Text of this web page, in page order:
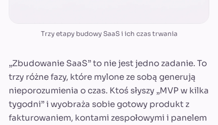
Trzy etapy budowy SaaS i ich czas trwania
„Zbudowanie SaaS” to nie jest jedno zadanie. To
trzy różne fazy, które mylone ze sobą generują
nieporozumienia o czas. Ktoś słyszy „MVP w kilka
tygodni” i wyobraża sobie gotowy produkt z
fakturowaniem, kontami zespołowymi i panelem